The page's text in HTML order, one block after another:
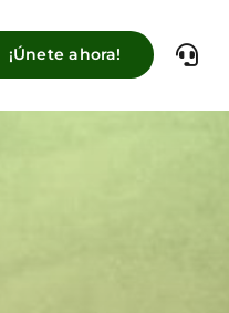
¡Únete ahora!